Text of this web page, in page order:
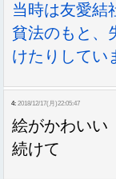
当時は友愛結
貧法のもと、
けたりしてい
4: 2018/12/17(月)22:05:47
絵がかわいい
続けて